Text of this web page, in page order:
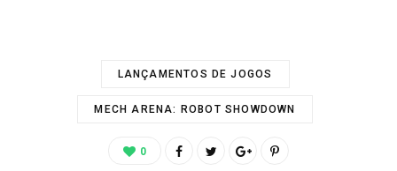
LANÇAMENTOS DE JOGOS
MECH ARENA: ROBOT SHOWDOWN
0